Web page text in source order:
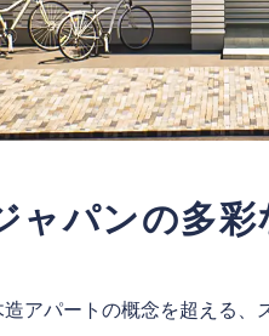
ャパンの多彩
造アパートの概念を超える、